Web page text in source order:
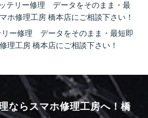
テリー修理 データをそのまま・最
ホ修理工房 橋本店にご相談下さい！
リー修理 データをそのまま・最短即
理工房 橋本店にご相談下さい！
ならスマホ修理工房へ！ 橋